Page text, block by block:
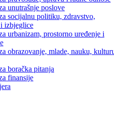
privredu
pravosuđe, upravu i radne odnose
unutrašnje poslove
socijalnu politiku, zdravstvo,
izbjeglice
urbanizam, prostorno uređenje i
obrazovanje, mlade, nauku,
boračka pitanja
finansije